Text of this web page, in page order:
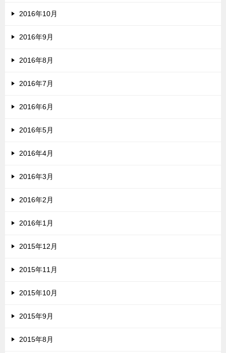
2016年10月
2016年9月
2016年8月
2016年7月
2016年6月
2016年5月
2016年4月
2016年3月
2016年2月
2016年1月
2015年12月
2015年11月
2015年10月
2015年9月
2015年8月